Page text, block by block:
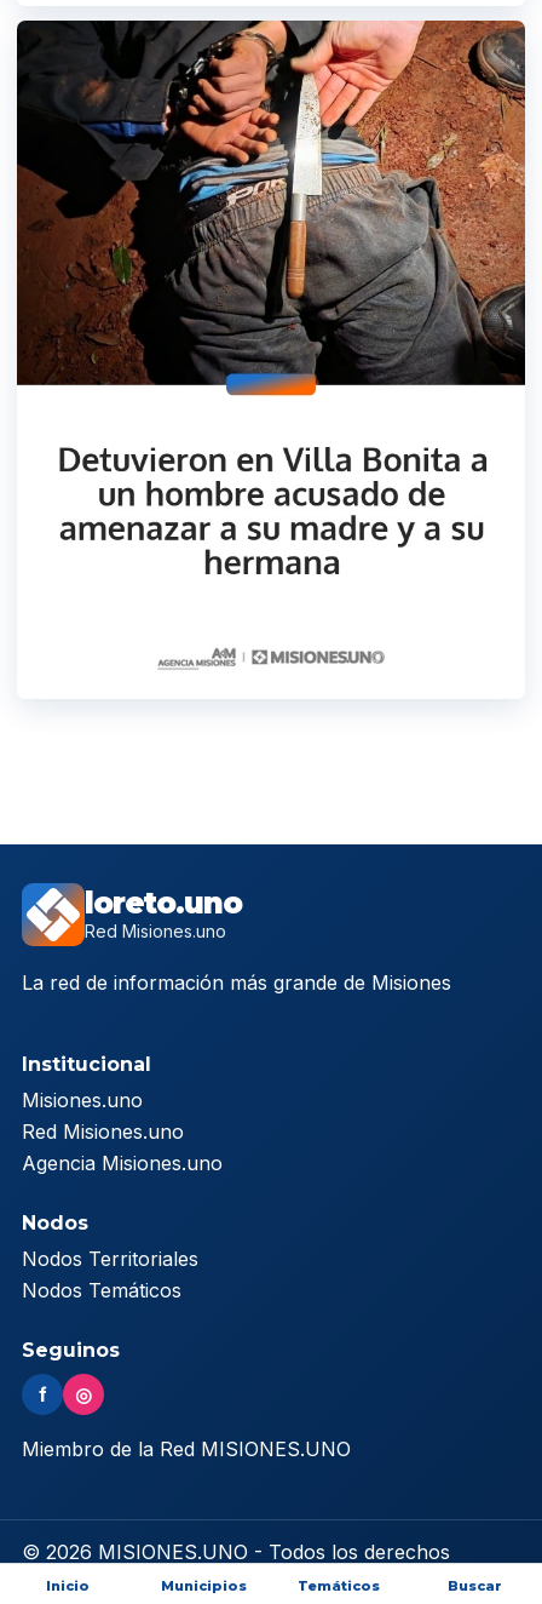
loreto.uno
Red Misiones.uno
La red de información más grande de Misiones
Institucional
Misiones.uno
Red Misiones.uno
Agencia Misiones.uno
Nodos
Nodos Territoriales
Nodos Temáticos
Seguinos
f ◎
Miembro de la Red MISIONES.UNO
© 2026 MISIONES.UNO - Todos los derechos
reservados
Inicio Municipios Temáticos Buscar